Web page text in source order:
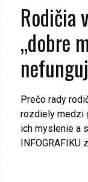
Rodičia
„dobre
Prečo rady
rozdiely medzi
ich myslenie a
INFOGRAFIKU